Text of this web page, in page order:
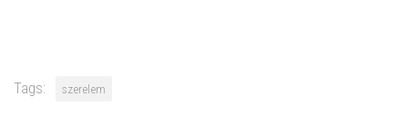
Tags: szerelem